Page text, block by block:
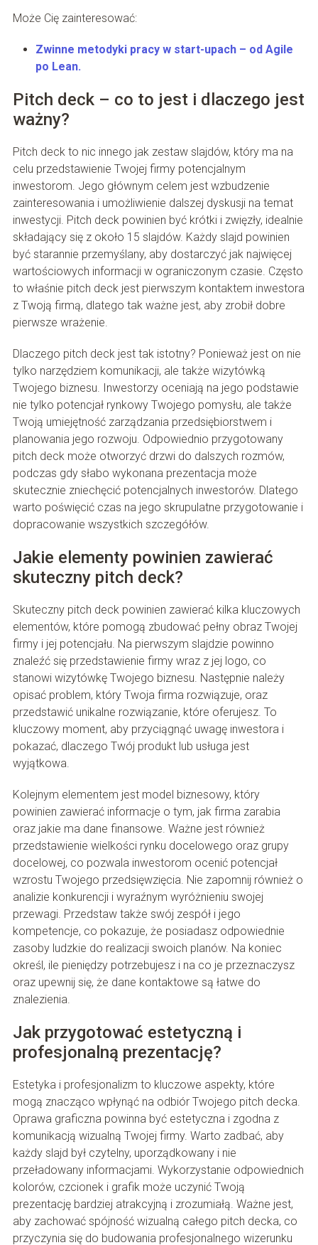
Może Cię zainteresować:
Zwinne metodyki pracy w start-upach – od Agile
po Lean.
Pitch deck – co to jest i dlaczego jest
ważny?
Pitch deck to nic innego jak zestaw slajdów, który ma na
celu przedstawienie Twojej firmy potencjalnym
inwestorom. Jego głównym celem jest wzbudzenie
zainteresowania i umożliwienie dalszej dyskusji na temat
inwestycji. Pitch deck powinien być krótki i zwięzły, idealnie
składający się z około 15 slajdów. Każdy slajd powinien
być starannie przemyślany, aby dostarczyć jak najwięcej
wartościowych informacji w ograniczonym czasie. Często
to właśnie pitch deck jest pierwszym kontaktem inwestora
z Twoją firmą, dlatego tak ważne jest, aby zrobił dobre
pierwsze wrażenie.
Dlaczego pitch deck jest tak istotny? Ponieważ jest on nie
tylko narzędziem komunikacji, ale także wizytówką
Twojego biznesu. Inwestorzy oceniają na jego podstawie
nie tylko potencjał rynkowy Twojego pomysłu, ale także
Twoją umiejętność zarządzania przedsiębiorstwem i
planowania jego rozwoju. Odpowiednio przygotowany
pitch deck może otworzyć drzwi do dalszych rozmów,
podczas gdy słabo wykonana prezentacja może
skutecznie zniechęcić potencjalnych inwestorów. Dlatego
warto poświęcić czas na jego skrupulatne przygotowanie i
dopracowanie wszystkich szczegółów.
Jakie elementy powinien zawierać
skuteczny pitch deck?
Skuteczny pitch deck powinien zawierać kilka kluczowych
elementów, które pomogą zbudować pełny obraz Twojej
firmy i jej potencjału. Na pierwszym slajdzie powinno
znaleźć się przedstawienie firmy wraz z jej logo, co
stanowi wizytówkę Twojego biznesu. Następnie należy
opisać problem, który Twoja firma rozwiązuje, oraz
przedstawić unikalne rozwiązanie, które oferujesz. To
kluczowy moment, aby przyciągnąć uwagę inwestora i
pokazać, dlaczego Twój produkt lub usługa jest
wyjątkowa.
Kolejnym elementem jest model biznesowy, który
powinien zawierać informacje o tym, jak firma zarabia
oraz jakie ma dane finansowe. Ważne jest również
przedstawienie wielkości rynku docelowego oraz grupy
docelowej, co pozwala inwestorom ocenić potencjał
wzrostu Twojego przedsięwzięcia. Nie zapomnij również o
analizie konkurencji i wyraźnym wyróżnieniu swojej
przewagi. Przedstaw także swój zespół i jego
kompetencje, co pokazuje, że posiadasz odpowiednie
zasoby ludzkie do realizacji swoich planów. Na koniec
określ, ile pieniędzy potrzebujesz i na co je przeznaczysz
oraz upewnij się, że dane kontaktowe są łatwe do
znalezienia.
Jak przygotować estetyczną i
profesjonalną prezentację?
Estetyka i profesjonalizm to kluczowe aspekty, które
mogą znacząco wpłynąć na odbiór Twojego pitch decka.
Oprawa graficzna powinna być estetyczna i zgodna z
komunikacją wizualną Twojej firmy. Warto zadbać, aby
każdy slajd był czytelny, uporządkowany i nie
przeładowany informacjami. Wykorzystanie odpowiednich
kolorów, czcionek i grafik może uczynić Twoją
prezentację bardziej atrakcyjną i zrozumiałą. Ważne jest,
aby zachować spójność wizualną całego pitch decka, co
przyczynia się do budowania profesjonalnego wizerunku